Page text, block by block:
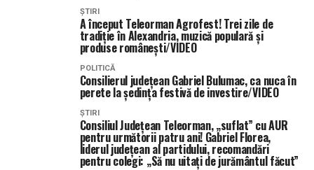
ȘTIRI
A început Teleorman Agrofest! Trei zile de
tradiție în Alexandria, muzică populară și
produse românești/VIDEO
POLITICĂ
Consilierul județean Gabriel Bulumac, ca nuca în
perete la ședința festivă de investire/VIDEO
ȘTIRI
Consiliul Județean Teleorman, „suflat” cu AUR
pentru următorii patru ani! Gabriel Florea,
liderul județean al partidului, recomandări
pentru colegi: „Să nu uitați de jurământul făcut”